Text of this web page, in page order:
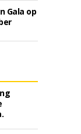
Gala op